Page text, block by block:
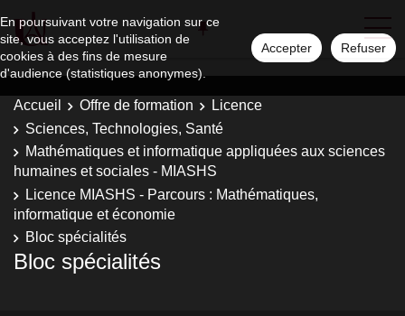
En poursuivant votre navigation sur ce
site, vous acceptez l'utilisation de
cookies à des fins de mesure
d'audience (statistiques anonymes).
Accepter Refuser
Accueil Offre de formation
Licence
Sciences, Technologies, Santé
Mathématiques et informatique appliquées aux sciences
humaines et sociales - MIASHS
Licence MIASHS - Parcours : Mathématiques,
informatique et économie
Bloc spécialités
Bloc spécialités